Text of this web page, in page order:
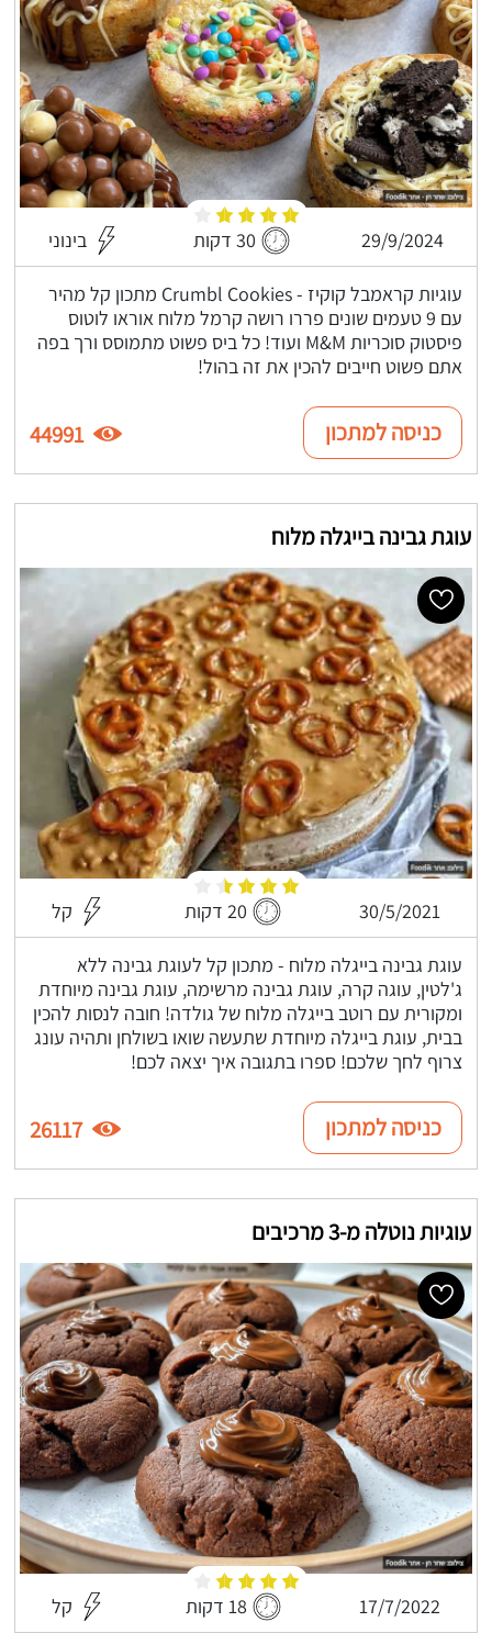
29/9/2024 30 דקות בינוני
עוגיות קראמבל קוקיז - Crumbl Cookies מתכון קל מהיר
עם 9 טעמים שונים פררו רושה קרמל מלוח אוראו לוטוס
פיסטוק סוכריות M&M ועוד! כל ביס פשוט מתמוסס ורך בפה
אתם פשוט חייבים להכין את זה בהול!
כניסה למתכון 44991
עוגת גבינה בייגלה מלוח
30/5/2021 20 דקות קל
עוגת גבינה בייגלה מלוח - מתכון קל לעוגת גבינה ללא
ג'לטין, עוגה קרה, עוגת גבינה מרשימה, עוגת גבינה מיוחדת
ומקורית עם רוטב בייגלה מלוח של גולדה! חובה לנסות להכין
בבית, עוגת בייגלה מיוחדת שתעשה שואו בשולחן ותהיה עונג
צרוף לחך שלכם! ספרו בתגובה איך יצאה לכם!
כניסה למתכון 26117
עוגיות נוטלה מ-3 מרכיבים
17/7/2022 18 דקות קל